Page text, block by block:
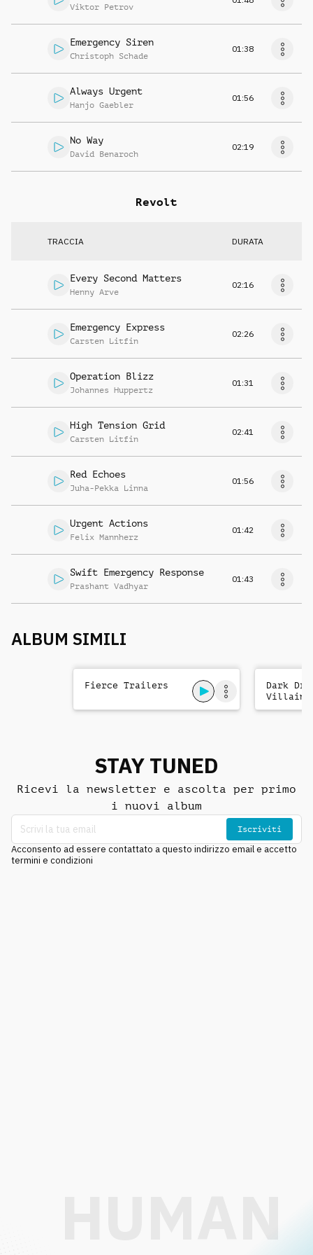
Viktor Petrov
Emergency Siren
Christoph Schade
01:38
Always Urgent
Hanjo Gaebler
01:56
No Way
David Benaroch
02:19
Revolt
TRACCIA DURATA
Every Second Matters
Henny Arve
02:16
Emergency Express
Carsten Litfin
02:26
Operation Blizz
Johannes Huppertz
01:31
High Tension Grid
Carsten Litfin
02:41
Red Echoes
Juha-Pekka Linna
01:56
Urgent Actions
Felix Mannherz
01:42
Swift Emergency Response
Prashant Vadhyar
01:43
ALBUM SIMILI
Fierce Trailers
Dark
Villains
STAY TUNED
Ricevi la newsletter e ascolta per primo
i nuovi album
Iscriviti
Acconsento ad essere contattato a questo indirizzo email e accetto
termini e condizioni